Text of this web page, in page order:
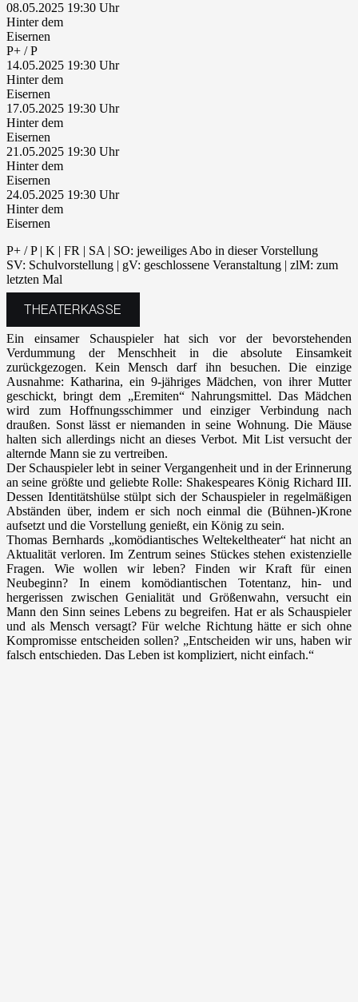
08.05.2025 19:30
Hinter dem
Eisernen
P+ / P
14.05.2025 19:30
Hinter dem
Eisernen
17.05.2025 19:30
Hinter dem
Eisernen
21.05.2025 19:30
Hinter dem
Eisernen
24.05.2025 19:30
Hinter dem
Eisernen
P+ / P | K | FR | SA | SO: jeweiliges Abo in dieser Vorstellung
SV: Schulvorstellung | gV: geschlossene Veranstaltung | zlM: zum
letzten Mal
THEATERKASSE
Ein einsamer Schauspieler hat sich vor der bevorstehenden
Verdummung der Menschheit in die absolute Einsamkeit
zurückgezogen. Kein Mensch darf ihn besuchen. Die einzige
Ausnahme: Katharina, ein 9-jähriges Mädchen, von ihrer Mutter
geschickt, bringt dem „Eremiten“ Nahrungsmittel. Das Mädchen
wird zum Hoffnungsschimmer und einziger Verbindung nach
draußen. Sonst lässt er niemanden in seine Wohnung. Die Mäuse
halten sich allerdings nicht an dieses Verbot. Mit List versucht der
alternde Mann sie zu vertreiben.
Der Schauspieler lebt in seiner Vergangenheit und in der Erinnerung
an seine größte und geliebte Rolle: Shakespeares König Richard III.
Dessen Identitätshülse stülpt sich der Schauspieler in regelmäßigen
Abständen über, indem er sich noch einmal die (Bühnen-)Krone
aufsetzt und die Vorstellung genießt, ein König zu sein.
Thomas Bernhards „komödiantisches Weltekeltheater“ hat nicht an
Aktualität verloren. Im Zentrum seines Stückes stehen existenzielle
Fragen. Wie wollen wir leben? Finden wir Kraft für einen
Neubeginn? In einem komödiantischen Totentanz, hin- und
hergerissen zwischen Genialität und Größenwahn, versucht ein
Mann den Sinn seines Lebens zu begreifen. Hat er als Schauspieler
und als Mensch versagt? Für welche Richtung hätte er sich ohne
Kompromisse entscheiden sollen? „Entscheiden wir uns, haben wir
falsch entschieden. Das Leben ist kompliziert, nicht einfach.“